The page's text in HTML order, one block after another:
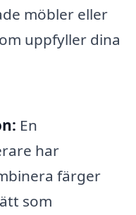
möbler eller
uppfyller dina
En
har
färger
som